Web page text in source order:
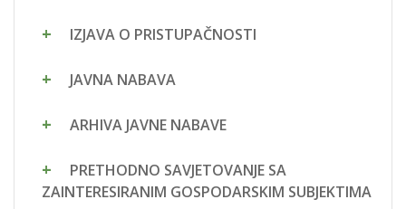
IZJAVA O PRISTUPAČNOSTI
JAVNA NABAVA
ARHIVA JAVNE NABAVE
PRETHODNO SAVJETOVANJE SA
ZAINTERESIRANIM GOSPODARSKIM SUBJEKTIMA